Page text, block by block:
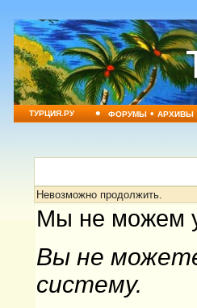
ТУРЦИЯ.РУ • ФОРУМЫ•АРХИВЫ
Невозможно продолжить.
Мы не можем
Вы не
систему.